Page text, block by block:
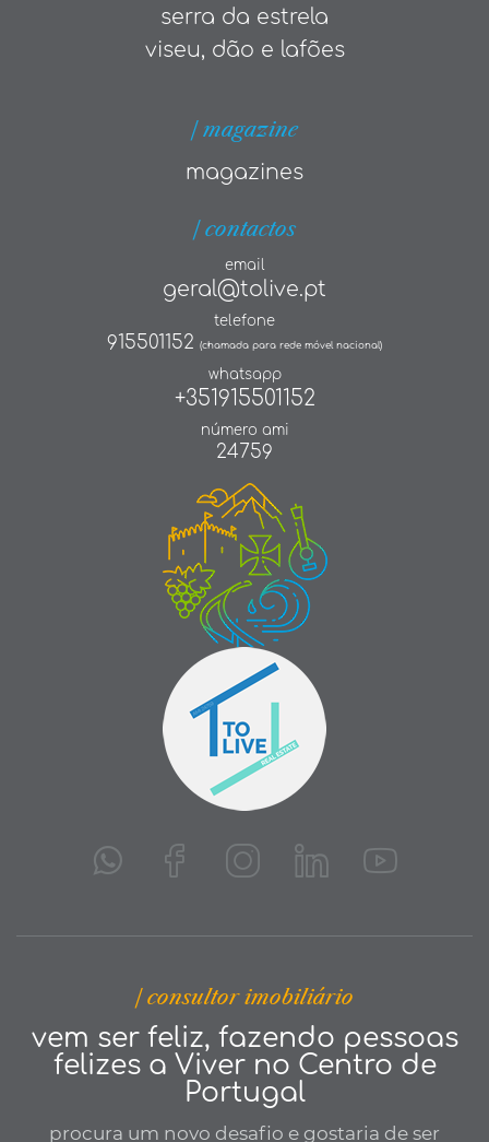
serra da estrela
viseu, dão e lafões
| magazine
magazines
| contactos
email
geral@tolive.pt
telefone
915501152 (chamada para rede móvel nacional)
whatsapp
+351915501152
número ami
24759
| consultor imobiliário
vem ser feliz, fazendo pessoas
felizes a Viver no Centro de
Portugal
procura um novo desafio e gostaria de ser